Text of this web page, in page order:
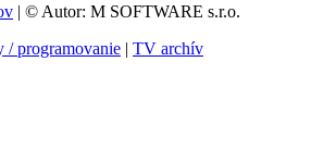
| © Autor: M SOFTWARE s.r.o.
programovanie | TV archív